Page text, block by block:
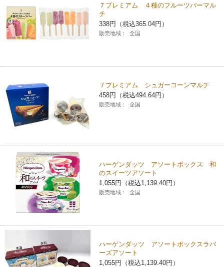
スポーツ振興くじ
保険
学び・教育
レジでApple Accountにチャージ
コインランドリー（店舗限定）
宅配ロッカー（店舗限定）
モバイルバッテリーシェアリング（店舗限定）
モバイルWi-Fiバッテリーシェアリング（店舗限定）
荷物預かりサービス「ecbocloakエクボクローク」（店舗限定）
パウダースペース ラブン（店舗限定）
売上高、店舗数推移
セブン‐イレブンの海外事業
セブン‐イレブンの「商品力」
セブン-イレブンの横顔
セブン-イレブンの歴史
サステナビリティニュース
サステナビリティレポート
中文[繁體字](服務)
简体中文(服务)
ภาษาไทย(บริการ)
７プレミアム ４種のフルーツバーマル
チ
338円（税込365.04円）
販売地域： 全国
７プレミアム シュガーコーンマルチ
458円（税込494.64円）
販売地域： 全国
ハーゲンダッツ アソートボックス 和
のスイーツアソート
1,055円（税込1,139.40円）
販売地域： 全国
ハーゲンダッツ アソートボックスラバ
ーズアソート
1,055円（税込1,139.40円）